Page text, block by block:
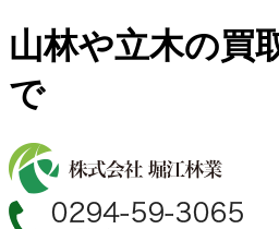
山林や立木の買
で